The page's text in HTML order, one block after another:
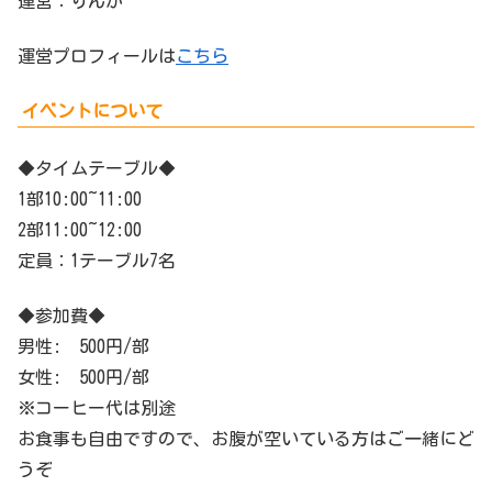
運営プロフィールはこちら
イベントについて
◆タイムテーブル◆
1部10:00~11:00
2部11:00~12:00
定員：1テーブル7名
◆参加費◆
男性: 500円/部
女性: 500円/部
※コーヒー代は別途
お食事も自由ですので、お腹が空いている方はご一緒にど
うぞ